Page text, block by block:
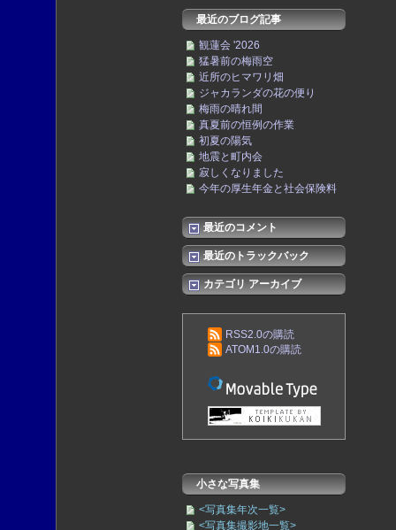
最近のブログ記事
観蓮会 '2026
猛暑前の梅雨空
近所のヒマワリ畑
ジャカランダの花の便り
梅雨の晴れ間
真夏前の恒例の作業
初夏の陽気
地震と町内会
寂しくなりました
今年の厚生年金と社会保険料
最近のコメント
最近のトラックバック
カテゴリ アーカイブ
RSS2.0の購読
ATOM1.0の購読
小さな写真集
<写真集年次一覧>
<写真集撮影地一覧>